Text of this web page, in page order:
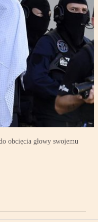
obcięcia głowy swojemu